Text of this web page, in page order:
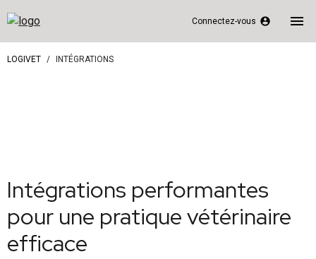
Connectez-vous account_circle menu
LOGIVET INTÉGRATIONS
Intégrations performantes
pour une pratique vétérinaire
efficace